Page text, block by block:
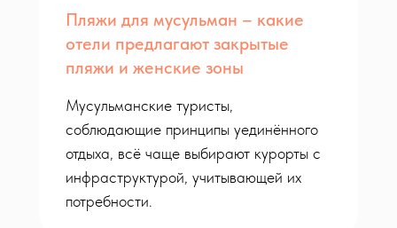
Пляжи для мусульман – какие
отели предлагают закрытые
пляжи и женские зоны
Мусульманские туристы,
соблюдающие принципы уединённого
отдыха, всё чаще выбирают курорты с
инфраструктурой, учитывающей их
потребности.